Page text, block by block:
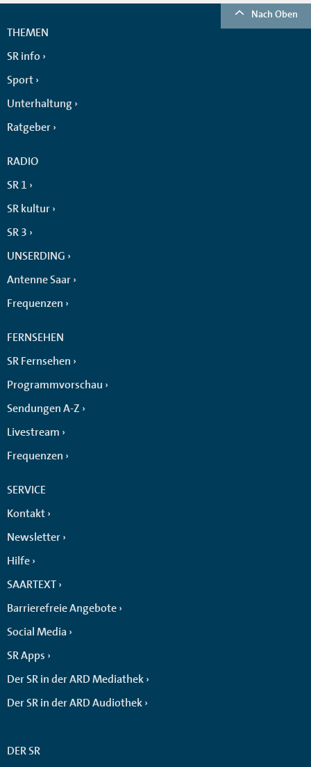
Nach Oben
THEMEN
SR info
Sport
Unterhaltung
Ratgeber
RADIO
SR 1
SR kultur
SR 3
UNSERDING
Antenne Saar
Frequenzen
FERNSEHEN
SR Fernsehen
Programmvorschau
Sendungen A-Z
Livestream
Frequenzen
SERVICE
Kontakt
Newsletter
Hilfe
SAARTEXT
Barrierefreie Angebote
Social Media
SR Apps
Der SR in der ARD Mediathek
Der SR in der ARD Audiothek
DER SR